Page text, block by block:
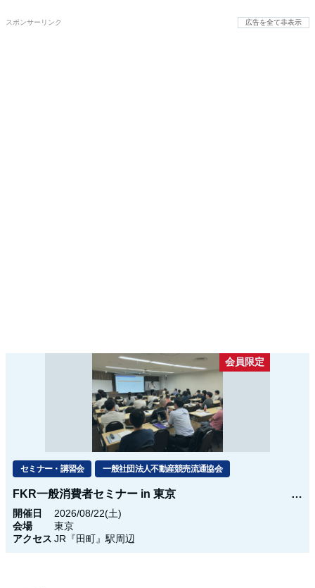
スポンサーリンク 広告を全て非表示
会員限定
セミナー・講習会 一般社団法人不動産競売流通協会
FKR一般消費者セミナー in 東京
開催日
2026/08/22(土)
会場
東京
アクセス JR『田町』駅周辺